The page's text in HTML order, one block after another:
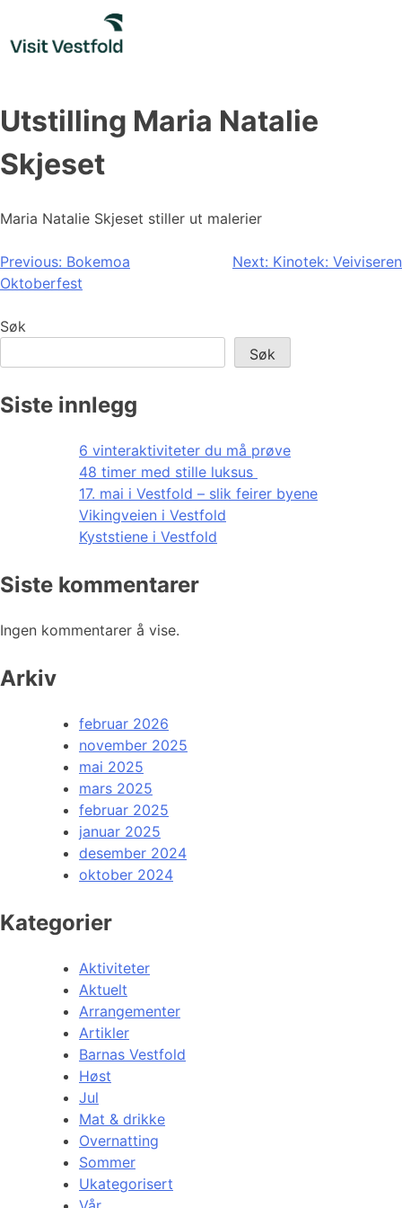
content
Utstilling Maria Natalie
Skjeset
Maria Natalie Skjeset stiller ut malerier
Innleggsnavigasjon
Previous: Bokemoa
Oktoberfest
Next: Kinotek: Veiviseren
Søk
Søk
Siste innlegg
6 vinteraktiviteter du må prøve
48 timer med stille luksus
17. mai i Vestfold – slik feirer byene
Vikingveien i Vestfold
Kyststiene i Vestfold
Siste kommentarer
Ingen kommentarer å vise.
Arkiv
februar 2026
november 2025
mai 2025
mars 2025
februar 2025
januar 2025
desember 2024
oktober 2024
Kategorier
Aktiviteter
Aktuelt
Arrangementer
Artikler
Barnas Vestfold
Høst
Jul
Mat & drikke
Overnatting
Sommer
Ukategorisert